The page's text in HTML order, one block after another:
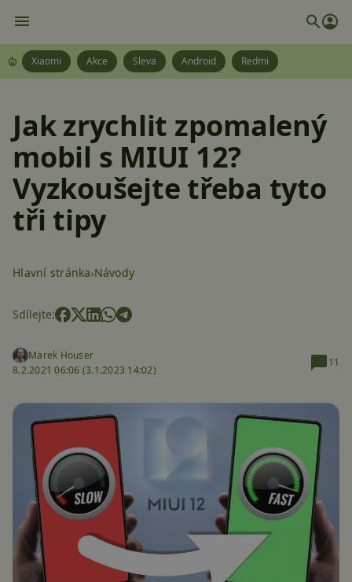
Xiaomi Akce Sleva Android Redmi
Jak zrychlit zpomalený
mobil s MIUI 12?
Vyzkoušejte třeba tyto
tři tipy
Hlavní stránka Návody
Sdílejte:
Marek Houser
8.2.2021 06:06 (3.1.2023 14:02)
11